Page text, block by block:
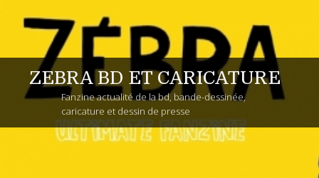
ZEBRA BD ET CARICATURE
Fanzine actualité de la bd, bande-dessinée,
caricature et dessin de presse